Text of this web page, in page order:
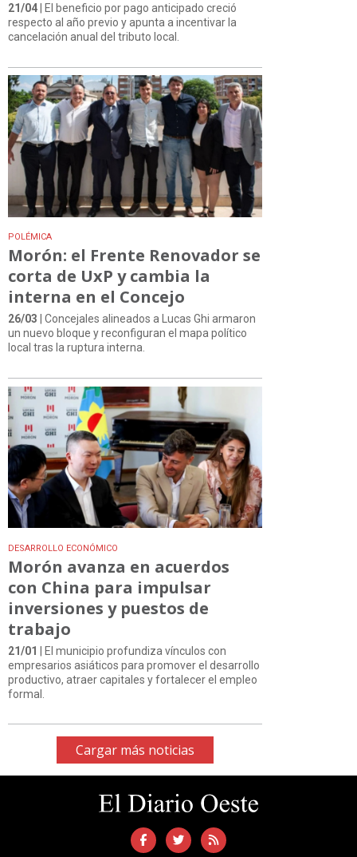
21/04 | El beneficio por pago anticipado creció
respecto al año previo y apunta a incentivar la
cancelación anual del tributo local.
POLÉMICA
Morón: el Frente Renovador se
corta de UxP y cambia la
interna en el Concejo
26/03 | Concejales alineados a Lucas Ghi armaron
un nuevo bloque y reconfiguran el mapa político
local tras la ruptura interna.
DESARROLLO ECONÓMICO
Morón avanza en acuerdos
con China para impulsar
inversiones y puestos de
trabajo
21/01
| El municipio profundiza vínculos con
empresarios asiáticos para promover el desarrollo
productivo, atraer capitales y fortalecer el empleo
formal.
Cargar más noticias